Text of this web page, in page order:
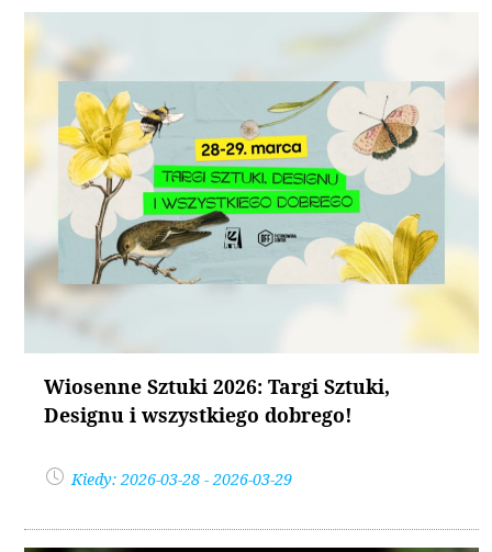
Wiosenne Sztuki 2026: Targi Sztuki,
Designu i wszystkiego dobrego!
Kiedy: 2026-03-28 - 2026-03-29